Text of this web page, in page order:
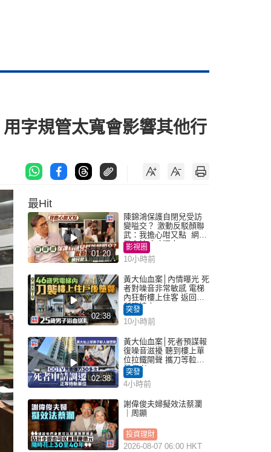
字規管太寬會影響其他行
最Hit
01:20
陳錦鴻保護自閉兒受訪
變嗌交？ 激動反駁顏聯
武：我擔心咁又點 網民
批主持咄咄逼人
影視圈
10小時前
02:38
黃大仙血案│內情曝光 死
者對噪音非常敏感 電梯
內狂斬樓上住客 返回住
所墮樓亡
突發
10小時前
02:38
黃大仙血案│死者預謀報
復噪音滋擾 聽到樓上單
位拉鐵閘聲 攜刀等𨋢伏
擊傷者
突發
4小時前
謝偉俊夫婦擬效法蔡瀾
｜周顯
投資理財
2026-08-07 06:00 HKT